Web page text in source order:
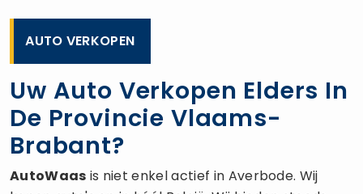
AUTO VERKOPEN
Uw Auto Verkopen Elders In
De Provincie Vlaams-
Brabant?
AutoWaas is niet enkel actief in Averbode. Wij